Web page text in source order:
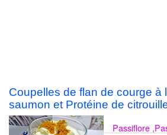
Coupelles de flan de courge à
saumon et Protéine de
Passiflore